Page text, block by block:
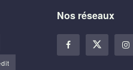
Nos réseaux